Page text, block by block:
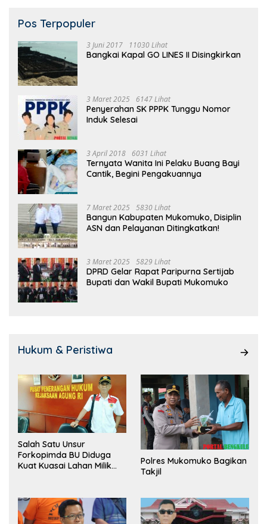
Pos Terpopuler
3 Juni 2017 11030 Lihat
Bangkai Kapal GO LINES II Disingkirkan
3 Maret 2025 6147 Lihat
Penyerahan SK PPPK Tunggu Nomor
Induk Selesai
3 April 2018 6031 Lihat
Ternyata Wanita Ini Pelaku Buang Bayi
Cantik, Begini Pengakuannya
7 Maret 2025 5830 Lihat
Bangun Kabupaten Mukomuko, Disiplin
ASN dan Pelayanan Ditingkatkan!
3 Maret 2025 5829 Lihat
DPRD Gelar Rapat Paripurna Sertijab
Bupati dan Wakil Bupati Mukomuko
Hukum & Peristiwa
Salah Satu Unsur
Forkopimda BU Diduga
Kuat Kuasai Lahan Milik
Polres Mukomuko Bagikan
Takjil